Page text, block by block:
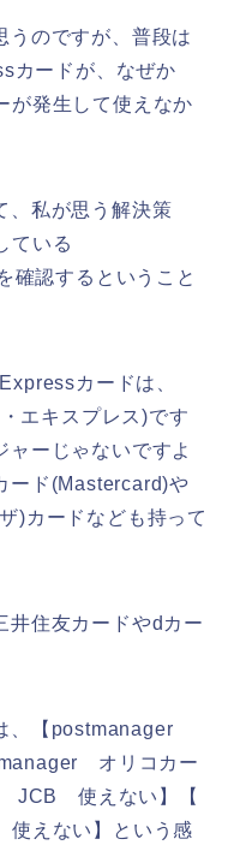
うのですが、普段は
カードが、なぜか
が発生して使えなか
、私が思う解決策
ている
確認するということ
カードは、
エキスプレス)です
ャーじゃないですよ
ード(Mastercard)や
)カードなども持って
井住友カードやdカー
、【postmanager
オリコカー
JCB 使えない】【
えない】という感